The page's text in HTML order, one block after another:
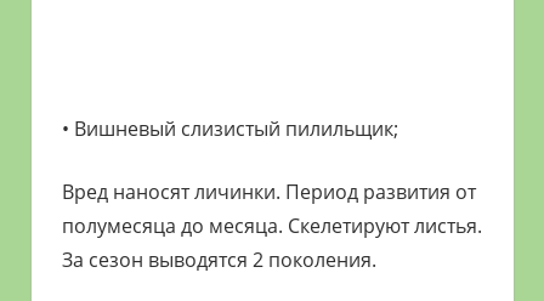
• Вишневый слизистый пилильщик;
Вред наносят личинки. Период развития от
полумесяца до месяца. Скелетируют листья.
За сезон выводятся 2 поколения.